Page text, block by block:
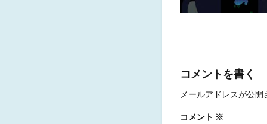
コメントを書く
メールアドレスが公
コメント ※